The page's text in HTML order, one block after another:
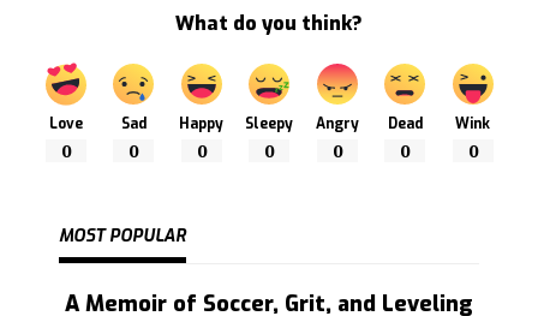
What do you think?
Love
0
Sad
0
Happy
0
Sleepy
0
Angry
0
Dead
0
Wink
0
MOST POPULAR
A Memoir of Soccer, Grit, and Leveling